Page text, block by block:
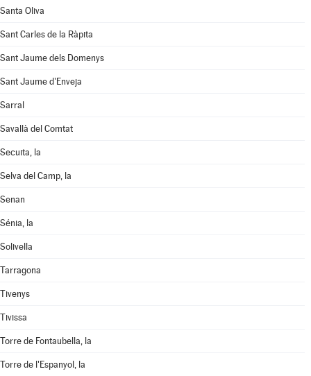
Santa Oliva
Sant Carles de la Ràpita
Sant Jaume dels Domenys
Sant Jaume d'Enveja
Sarral
Savallà del Comtat
Secuita, la
Selva del Camp, la
Senan
Sénia, la
Solivella
Tarragona
Tivenys
Tivissa
Torre de Fontaubella, la
Torre de l'Espanyol, la